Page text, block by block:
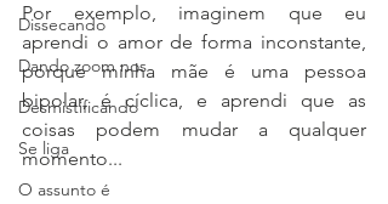
Dissecando
Dando zoom nos
Desmistificando
Se liga
O assunto é
Por exemplo, imaginem que eu
aprendi o amor de forma inconstante,
porque minha mãe é uma pessoa
bipolar, é cíclica, e aprendi que as
coisas podem mudar a qualquer
momento...